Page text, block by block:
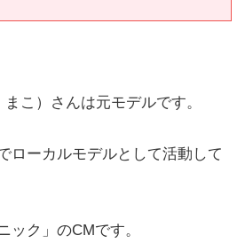
こ）さんは元モデルです。
ローカルモデルとして活動して
ック」のCMです。